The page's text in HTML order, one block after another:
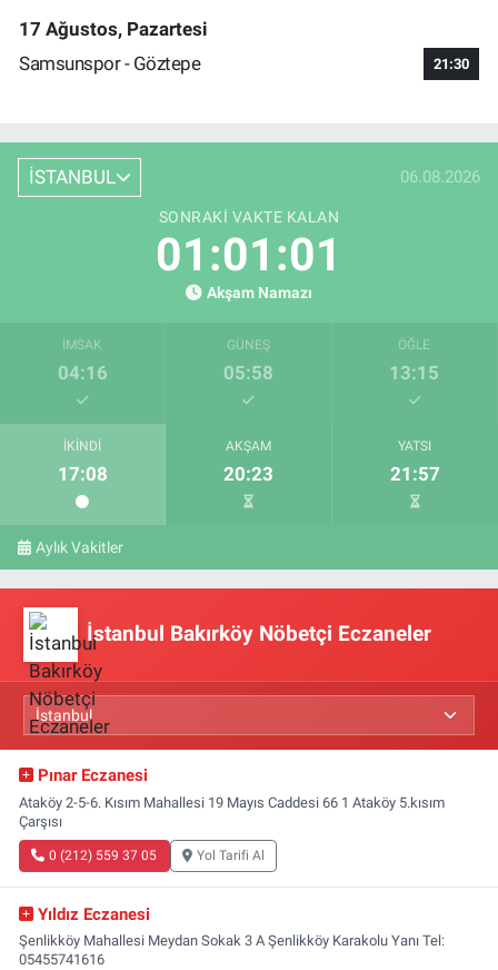
17 Ağustos, Pazartesi
Samsunspor - Göztepe
21:30
İSTANBUL 06.08.2026
SONRAKI VAKTE KALAN
01:01:00
Akşam Namazı
İMSAK
04:16
GÜNEŞ
05:58
ÖĞLE
13:15
İKINDI
17:08
AKŞAM
20:23
YATSI
21:57
Aylık Vakitler
İstanbul Bakırköy Nöbetçi Eczaneler
Pınar Eczanesi
Ataköy 2-5-6. Kısım Mahallesi 19 Mayıs Caddesi 66 1 Ataköy 5.kısım
Çarşısı
0 (212) 559 37 05 Yol Tarifi Al
Yıldız Eczanesi
Şenlikköy Mahallesi Meydan Sokak 3 A Şenlikköy Karakolu Yanı Tel:
05455741616